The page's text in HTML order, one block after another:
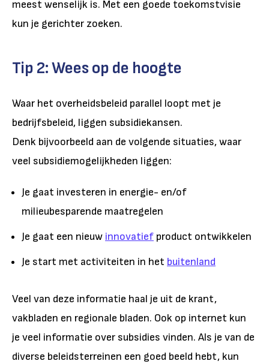
meest wenselijk is. Met een goede toekomstvisie
kun je gerichter zoeken.
Tip 2: Wees op de hoogte
Waar het overheidsbeleid parallel loopt met je
bedrijfsbeleid, liggen subsidiekansen.
Denk bijvoorbeeld aan de volgende situaties, waar
veel subsidiemogelijkheden liggen:
Je gaat investeren in energie- en/of
milieubesparende maatregelen
Je gaat een nieuw innovatief product ontwikkelen
Je start met activiteiten in het buitenland
Veel van deze informatie haal je uit de krant,
vakbladen en regionale bladen. Ook op internet kun
je veel informatie over subsidies vinden. Als je van de
diverse beleidsterreinen een goed beeld hebt, kun